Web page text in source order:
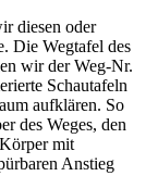
diesen oder
Die Wegtafel des
wir der Weg-Nr.
Schautafeln
aufklären. So
des Weges, den
mit
Anstieg